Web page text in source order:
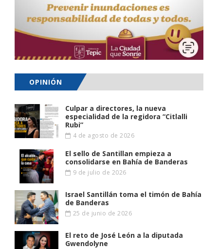
OPINIÓN
Culpar a directores, la nueva
especialidad de la regidora “Citlalli
Rubi”
4 de agosto de 2026
El sello de Santillan empieza a
consolidarse en Bahía de Banderas
9 de julio de 2026
Israel Santillán toma el timón de Bahía
de Banderas
25 de junio de 2026
El reto de José León a la diputada
Gwendolyne